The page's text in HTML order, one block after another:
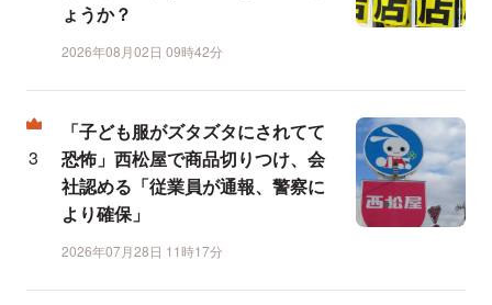
ょうか？
2026年08月02日 09時42分
「子ども服がズタズタにされてて
恐怖」西松屋で商品切りつけ、会
社認める「従業員が通報、警察に
より確保」
2026年07月28日 11時17分